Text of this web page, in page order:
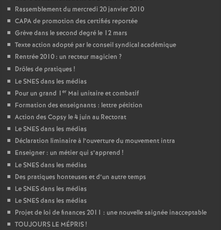
Rassemblement du mercredi 20 janvier 2010
CAPA de promotion des certifiés reportée
Grève dans le second degré le 12 mars
Texte action adopté par le conseil syndical académique
Rentrée 2010 : un recteur magicien ?
Drôles de pratiques !
Le SNES dans les médias
Pour un grand 1 er Mai unitaire et combatif
Formation des enseignants : lettre pétition
Action des Copsy le 4 juin au Rectorat
Le SNES dans les médias
Déclaration liminaire à l’ouverture du mouvement intra
Enseigner : un métier qui s’apprend !
Le SNES dans les médias
Des pratiques honteuses et d’un autre temps
Le SNES dans les médias
Le SNES dans les médias
Projet de loi de finances 2011 : une nouvelle saignée inacceptable
TOUJOURS LE MÉPRIS!